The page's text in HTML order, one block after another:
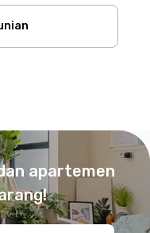
apartemen